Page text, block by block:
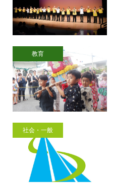
教育
社会・一般